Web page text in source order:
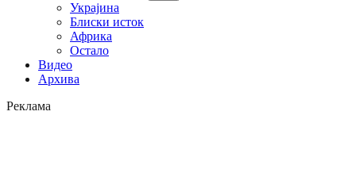
Украјина
Блиски исток
Африка
Остало
Видео
Архива
Реклама